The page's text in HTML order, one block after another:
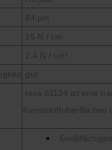
84 µm
15 N / cm
2,4 N / cm²
gut
tesa 51134 ist eine
Kunststoffoberflächen